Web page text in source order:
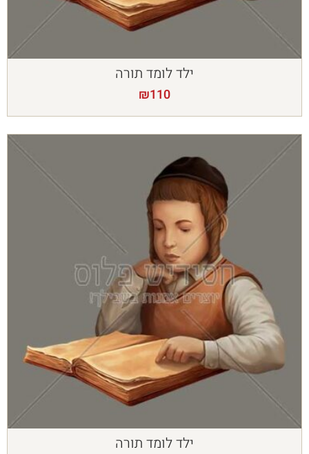
ילד לומד תורה
₪110
ילד לומד תורה